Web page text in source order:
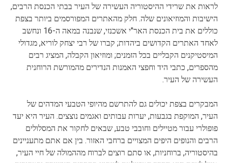
לראות את שרידי ההיסטוריה העשירה של העיר בבתי הכנסת הרבים,
הישיבות והמוזיאונים שלה. חלק מהאתרים המפורסמים ביותר בצפת
כוללים את בית הכנסת האר"י אשכנזי, שנבנה במאה ה-16 ונחשב
לאחד האתרים הקדושים ביהדות; קברו של רבי יצחק לוריא, מגדולי
המיסטיקנים הקבליים בכל הזמנים; ומוזיאון הקבלה, המציג רבים
מהספרים, כתבי היד וחפצי האמנות הנדירים מהמורשת הרוחנית
העשירה של העיר.
המבקרים בצפת יכולים גם להתרשם מהיופי הטבעי המדהים של
העיר, המוקפת בגבעות, יערות עבותים ואגמים נוצצים. העיר היא יעד
פופולרי עבור מטיילים וחובבי טבע, שבאים לחקור את המסלולים
הרבים והנופים היפים המצויים ברחבי האזור. בין אם אתם מתעניינים
בהיסטוריה, ברוחניות, או סתם רוצים לברוח מההמולה של חיי העיר,